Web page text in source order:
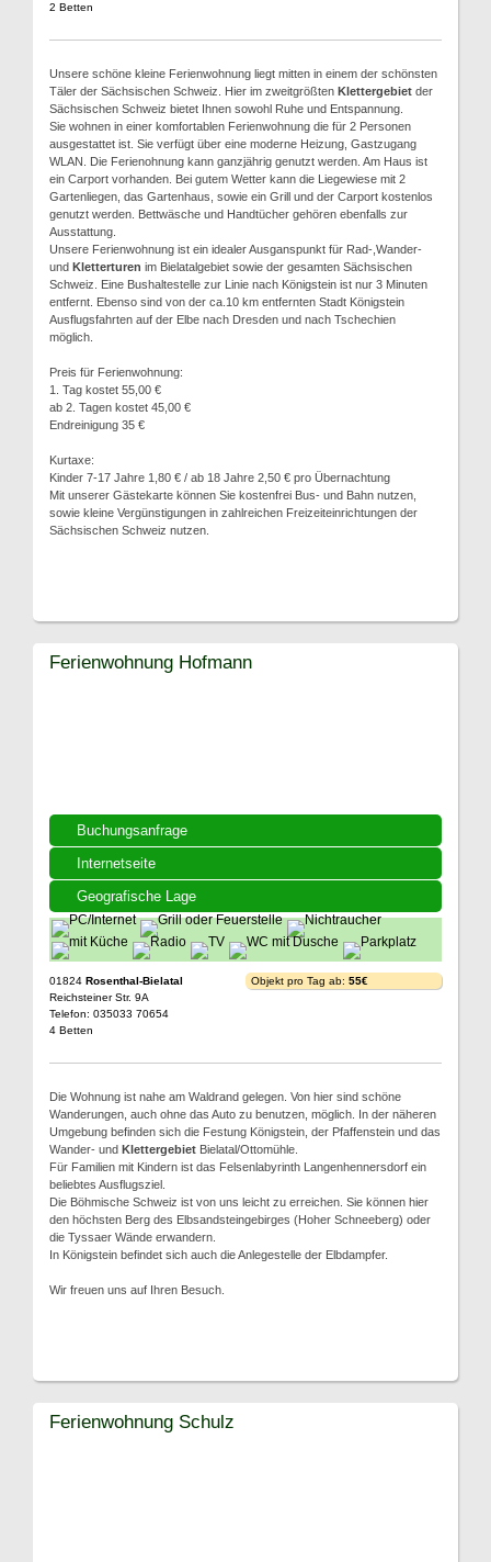
2 Betten
Unsere schöne kleine Ferienwohnung liegt mitten in einem der schönsten
Täler der Sächsischen Schweiz. Hier im zweitgrößten Klettergebiet der
Sächsischen Schweiz bietet Ihnen sowohl Ruhe und Entspannung.
Sie wohnen in einer komfortablen Ferienwohnung die für 2 Personen
ausgestattet ist. Sie verfügt über eine moderne Heizung, Gastzugang
WLAN. Die Ferienohnung kann ganzjährig genutzt werden. Am Haus ist
ein Carport vorhanden. Bei gutem Wetter kann die Liegewiese mit 2
Gartenliegen, das Gartenhaus, sowie ein Grill und der Carport kostenlos
genutzt werden. Bettwäsche und Handtücher gehören ebenfalls zur
Ausstattung.
Unsere Ferienwohnung ist ein idealer Ausganspunkt für Rad-,Wander-
und Kletterturen im Bielatalgebiet sowie der gesamten Sächsischen
Schweiz. Eine Bushaltestelle zur Linie nach Königstein ist nur 3 Minuten
entfernt. Ebenso sind von der ca.10 km entfernten Stadt Königstein
Ausflugsfahrten auf der Elbe nach Dresden und nach Tschechien
möglich.
Preis für Ferienwohnung:
1. Tag kostet 55,00 €
ab 2. Tagen kostet 45,00 €
Endreinigung 35 €
Kurtaxe:
Kinder 7-17 Jahre 1,80 € / ab 18 Jahre 2,50 € pro Übernachtung
Mit unserer Gästekarte können Sie kostenfrei Bus- und Bahn nutzen,
sowie kleine Vergünstigungen in zahlreichen Freizeiteinrichtungen der
Sächsischen Schweiz nutzen.
Buchungsanfrage
Internetseite
Geografische Lage
Ferienwohnung Hofmann
01824 Rosenthal-Bielatal
Reichsteiner Str. 9A
Telefon: 035033 70654
4 Betten
Objekt pro Tag ab: 55€
Die Wohnung ist nahe am Waldrand gelegen. Von hier sind schöne
Wanderungen, auch ohne das Auto zu benutzen, möglich. In der näheren
Umgebung befinden sich die Festung Königstein, der Pfaffenstein und das
Wander- und Klettergebiet Bielatal/Ottomühle.
Für Familien mit Kindern ist das Felsenlabyrinth Langenhennersdorf ein
beliebtes Ausflugsziel.
Die Böhmische Schweiz ist von uns leicht zu erreichen. Sie können hier
den höchsten Berg des Elbsandsteingebirges (Hoher Schneeberg) oder
die Tyssaer Wände erwandern.
In Königstein befindet sich auch die Anlegestelle der Elbdampfer.
Wir freuen uns auf Ihren Besuch.
Ferienwohnung Schulz